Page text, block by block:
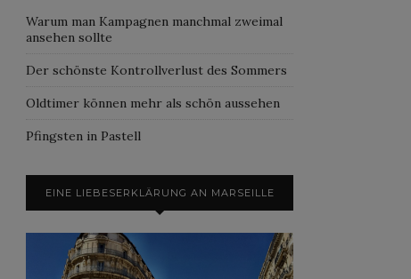
Warum man Kampagnen manchmal zweimal
ansehen sollte
Der schönste Kontrollverlust des Sommers
Oldtimer können mehr als schön aussehen
Pfingsten in Pastell
EINE LIEBESERKLÄRUNG AN MARSEILLE